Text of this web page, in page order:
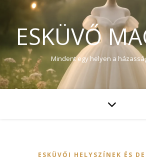
ESKÜVŐ
Mindent egy helyen a
ESKÜVŐI HELYSZÍNEK ÉS